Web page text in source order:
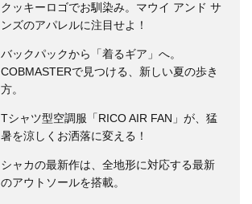
クッキーロゴでお馴染み。マウイ アンド サ
ンズのアパレルに注目せよ！
バックパックから「着るギア」へ。
COBMASTERで見つける、新しい夏の歩き
方。
Tシャツ型空調服「RICO AIR FAN」が、猛
暑を涼しくお洒落に変える！
シャカの最新作は、全地形に対応する最新
のアウトソールを搭載。